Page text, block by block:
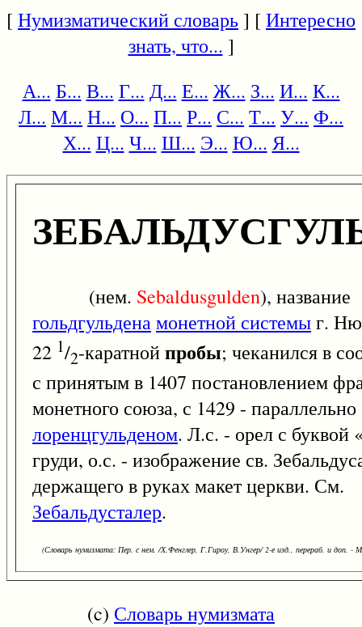
[Нумизматический словарь] [Интересно
знать, что... ]
А... Б... В... Г... Д... Е... Ж... З... И... К...
Л... М... Н... О... П... Р... С... Т... У... Ф...
Х... Ц... Ч... Ш... Э... Ю... Я...
(нем. Sebaldusgulden), название
гольдгульденамонетной системыг.
22 1/2-каратнойпробы; чеканился в
с принятым в 1407 постановлением
монетного союза, с 1429 - параллельно
лоренцгульденом. Л.с. - орел с буквой
груди, о.с. - изображение св.
держащего в руках макет церкви. См.
Зебальдусталер.
(Словарь нумизмата: Пер. с нем. /Х.Фенглер, Г.Гироу, В.Унгер/ 2-е изд., перераб. и доп. -
(c) Словарь нумизмата